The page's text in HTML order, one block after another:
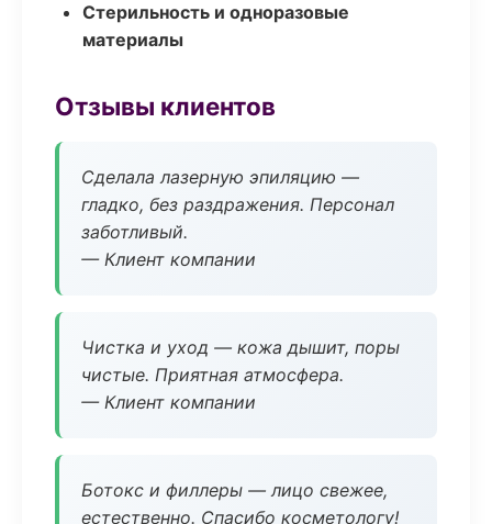
Стерильность и одноразовые
материалы
Отзывы клиентов
Сделала лазерную эпиляцию —
гладко, без раздражения. Персонал
заботливый.
— Клиент компании
Чистка и уход — кожа дышит, поры
чистые. Приятная атмосфера.
— Клиент компании
Ботокс и филлеры — лицо свежее,
естественно. Спасибо косметологу!